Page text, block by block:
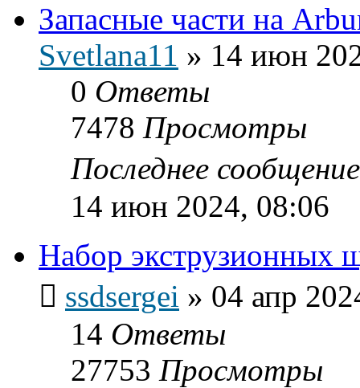
Запасные части на
Svetlana11 » 14 июн
0 Ответы
7478 Просмотры
Последнее
14 июн 2024, 08:06
Набор экструзионных
ssdsergei » 04 апр
14 Ответы
27753 Просмотры